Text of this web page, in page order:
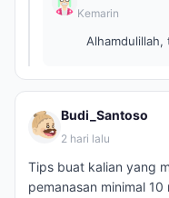
Kemarin
Alhamdulillah,
Budi_Santoso
2 hari lalu
Tips buat kalian yang
pemanasan minimal